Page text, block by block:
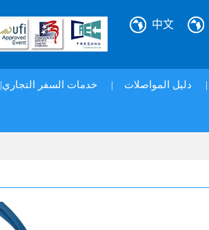
中文
| دليل المواصلات | خدمات السفر التجاري|